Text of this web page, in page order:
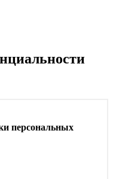
персональных